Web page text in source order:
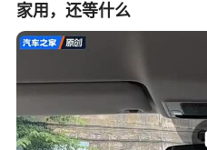
家用，还等什么